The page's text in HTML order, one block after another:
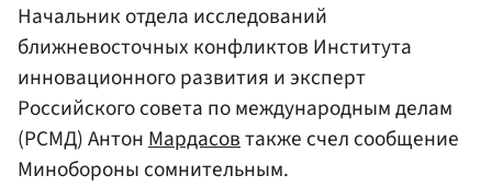
Начальник отдела исследований
ближневосточных конфликтов Института
инновационного развития и эксперт
Российского совета по международным делам
(РСМД) АнтонМардасовтакже счел сообщение
Минобороны сомнительным.